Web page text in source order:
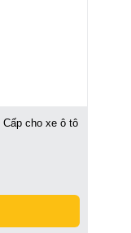
Cấp cho xe ô tô